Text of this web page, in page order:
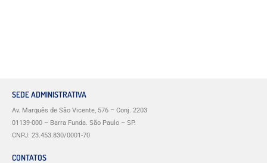
SEDE ADMINISTRATIVA
Av. Marquês de São Vicente, 576 – Conj. 2203
01139-000 – Barra Funda. São Paulo – SP.
CNPJ: 23.453.830/0001-70
CONTATOS